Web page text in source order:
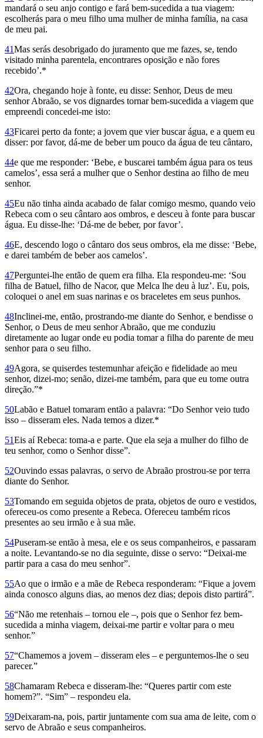
mandará o seu anjo contigo e fará bem-sucedida a tua viagem:
escolherás para o meu filho uma mulher de minha família, na casa
de meu pai.
41Mas serás desobrigado do juramento que me fazes, se, tendo
visitado minha pa­rentela, encontrares oposição e não fores
recebido’.*
42Ora, chegando hoje à fonte, eu disse: Senhor, Deus de meu
senhor Abraão, se vos dignardes tornar bem-sucedida a viagem que
empreendi concedei-me isto:
43Ficarei perto da fonte; a jovem que vier buscar água, e a quem eu
disser: por favor, dá-me de beber um pouco da água de teu cântaro,
44e que me responder: ‘Bebe, e buscarei também água para os teus
camelos’, essa será a mulher que o Senhor destina ao filho de meu
senhor.
45Eu não tinha ainda acabado de falar comigo mesmo, quando veio
Rebeca com o seu cântaro aos ombros, e desceu à fonte para buscar
água. Eu disse-lhe: ‘Dá-me de beber, por favor’.
46E, descendo logo o cântaro dos seus ombros, ela me disse: ‘Bebe,
e darei também de beber aos camelos’.
47Perguntei-lhe então de quem era filha. Ela respondeu-me: ‘Sou
filha de Batuel, filho de Nacor, que Melca lhe deu à luz’. Eu, pois,
coloquei o anel em suas narinas e os braceletes em seus punhos.
48Inclinei-me, então, prostrando-me diante do Senhor, e bendisse o
Senhor, o Deus de meu senhor Abraão, que me conduziu
diretamente ao lugar onde eu podia tomar a filha do parente de meu
senhor para o seu filho.
49Agora, se quiserdes testemunhar afeição e fidelidade ao meu
senhor, dizei-mo; senão, dizei-me também, para que eu tome outra
direção.”*
50Labão e Batuel tomaram então a palavra: “Do Senhor veio tudo
isso – disseram eles. Nada temos a dizer.*
51Eis aí Rebeca: toma-a e parte. Que ela seja a mulher do filho de
teu senhor, como o Senhor disse”.
52Ouvindo essas palavras, o servo de Abraão prostrou-se por terra
diante do Senhor.
53Tomando em seguida objetos de prata, objetos de ouro e vestidos,
ofereceu-os como presente a Rebeca. Ofereceu também ricos
presentes ao seu irmão e à sua mãe.
54Puseram-se então à mesa, ele e os seus companheiros, e passaram
a noite. Levantando-se no dia seguinte, disse o servo: “Deixai-me
partir para a casa do meu senhor”.
55Ao que o irmão e a mãe de Rebeca responderam: “Fique a jovem
ainda conosco alguns dias, ao menos dez dias; depois disto partirá”.
56“Não me retenhais – tornou ele –, pois que o Senhor fez bem-
sucedida a minha viagem, deixai-me partir e voltar para o meu
senhor.”
57“Chamemos a jovem – disseram eles – e perguntemos-lhe o seu
parecer.”
58Chamaram Rebeca e disseram-lhe: “Queres partir com este
homem?”. “Sim” – respondeu ela.
59Dei­xaram-na, pois, partir juntamente com sua ama de leite, com o
servo de Abraão e seus companheiros.